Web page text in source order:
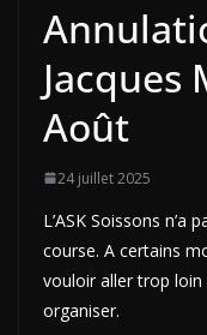
Jacques
Août
24 juillet 2025
L’ASK Soissons n’a
course. A certains
vouloir aller trop
organiser.